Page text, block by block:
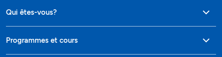
Qui êtes-vous?
Programmes et cours